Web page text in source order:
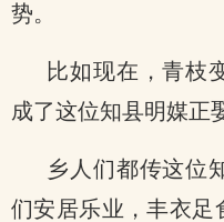
势。
比如现在，青枝
成了这位知县明媒正
乡人们都传这位
们安居乐业，丰衣足